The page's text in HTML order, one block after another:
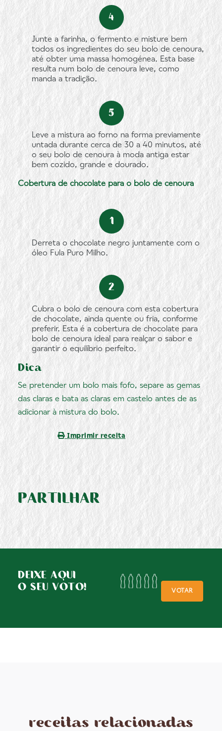
Junte a farinha, o fermento e misture bem
todos os ingredientes do seu bolo de cenoura,
até obter uma massa homogénea. Esta base
resulta num bolo de cenoura leve, como
manda a tradição.
Leve a mistura ao forno na forma previamente
untada durante cerca de 30 a 40 minutos, até
o seu bolo de cenoura à moda antiga estar
bem cozido, grande e dourado.
Cobertura de chocolate para o bolo de cenoura
Derreta o chocolate negro juntamente com o
óleo Fula Puro Milho.
Cubra o bolo de cenoura com esta cobertura
de chocolate, ainda quente ou fria, conforme
preferir. Esta é a cobertura de chocolate para
bolo de cenoura ideal para realçar o sabor e
garantir o equilíbrio perfeito.
Dica
Se pretender um bolo mais fofo, separe as gemas
das claras e bata as claras em castelo antes de as
adicionar à mistura do bolo.
Imprimir receita
PARTILHAR
DEIXE AQUI
O SEU VOTO!
VOTAR
receitas relacionadas